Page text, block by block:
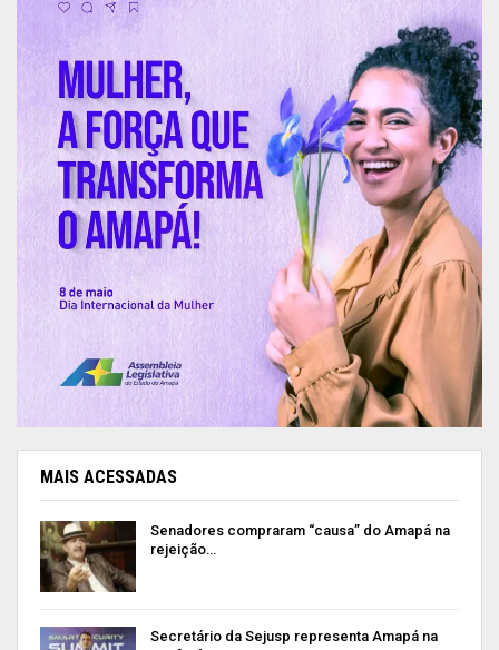
MAIS ACESSADAS
Senadores compraram “causa” do Amapá na
rejeição…
Secretário da Sejusp representa Amapá na